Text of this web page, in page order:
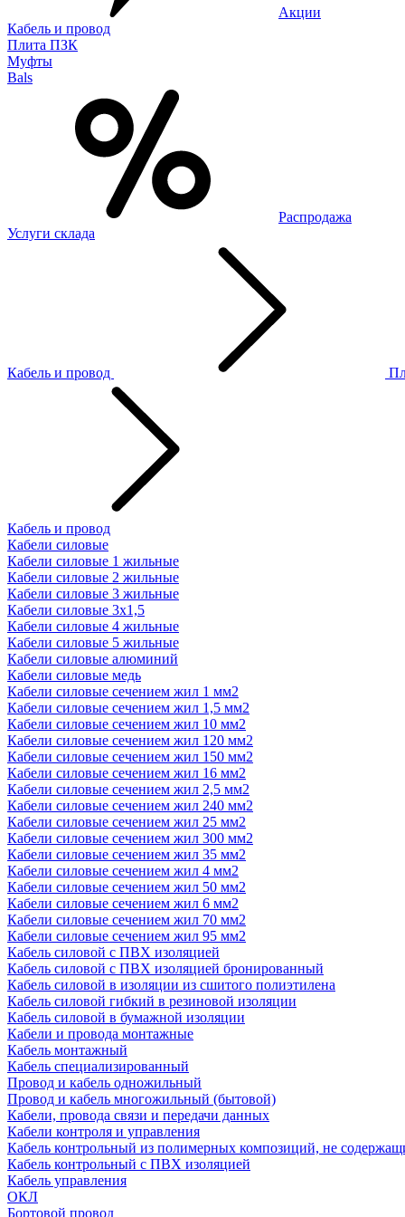
Акции
Кабель и провод
Плита ПЗК
Муфты
Bals
Распродажа
Услуги склада
Кабель и провод
Кабель и провод
Кабели силовые
Кабели силовые 1 жильные
Кабели силовые 2 жильные
Кабели силовые 3 жильные
Кабели силовые 3х1,5
Кабели силовые 4 жильные
Кабели силовые 5 жильные
Кабели силовые алюминий
Кабели силовые медь
Кабели силовые сечением жил 1 мм2
Кабели силовые сечением жил 1,5 мм2
Кабели силовые сечением жил 10 мм2
Кабели силовые сечением жил 120 мм2
Кабели силовые сечением жил 150 мм2
Кабели силовые сечением жил 16 мм2
Кабели силовые сечением жил 2,5 мм2
Кабели силовые сечением жил 240 мм2
Кабели силовые сечением жил 25 мм2
Кабели силовые сечением жил 300 мм2
Кабели силовые сечением жил 35 мм2
Кабели силовые сечением жил 4 мм2
Кабели силовые сечением жил 50 мм2
Кабели силовые сечением жил 6 мм2
Кабели силовые сечением жил 70 мм2
Кабели силовые сечением жил 95 мм2
Кабель силовой с ПВХ изоляцией
Кабель силовой с ПВХ изоляцией бронированный
Кабель силовой в изоляции из сшитого полиэтилена
Кабель силовой гибкий в резиновой изоляции
Кабель силовой в бумажной изоляции
Кабели и провода монтажные
Кабель монтажный
Кабель специализированный
Провод и кабель одножильный
Провод и кабель многожильный (бытовой)
Кабели, провода связи и передачи данных
Кабели контроля и управления
Кабель контрольный из полимерных композиций, не
Кабель контрольный с ПВХ изоляцией
Кабель управления
ОКЛ
Бортовой провод